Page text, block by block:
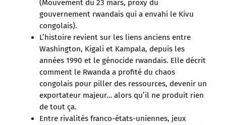
(Mouvement du 23 mars, proxy du
gouvernement rwandais qui a envahi le Kivu
congolais).
L’histoire revient sur les liens anciens entre
Washington, Kigali et Kampala, depuis les
années 1990 et le génocide rwandais. Elle décrit
comment le Rwanda a profité du chaos
congolais pour piller des ressources, devenir un
exportateur majeur… alors qu’il ne produit rien
de tout ça.
Entre rivalités franco-états-uniennes, jeux